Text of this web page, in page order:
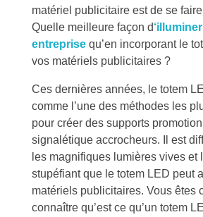
matériel publicitaire est de se
Quelle meilleure façon d
entreprise qu’en incorporant le
vos matériels publicitaires ?
Ces dernières années, le totem
comme l’une des méthodes les
pour créer des supports
signalétique accrocheurs. Il est
les magnifiques lumières vives et
stupéfiant que le totem LED peut
matériels publicitaires. Vous êtes
connaître qu’est ce qu’un totem